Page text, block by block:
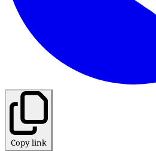
Copy link